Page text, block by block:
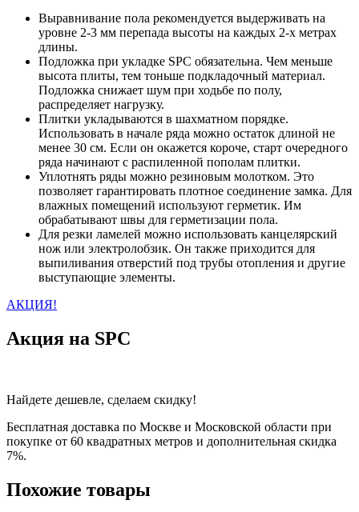
Выравнивание пола рекомендуется выдерживать на
уровне 2-3 мм перепада высоты на каждых 2-х метрах
длины.
Подложка при укладке SPC обязательна. Чем меньше
высота плиты, тем тоньше подкладочный материал.
Подложка снижает шум при ходьбе по полу,
распределяет нагрузку.
Плитки укладываются в шахматном порядке.
Использовать в начале ряда можно остаток длиной не
менее 30 см. Если он окажется короче, старт очередного
ряда начинают с распиленной пополам плитки.
Уплотнять ряды можно резиновым молотком. Это
позволяет гарантировать плотное соединение замка. Для
влажных помещений используют герметик. Им
обрабатывают швы для герметизации пола.
Для резки ламелей можно использовать канцелярский
нож или электролобзик. Он также приходится для
выпиливания отверстий под трубы отопления и другие
выступающие элементы.
АКЦИЯ!
Акция на SPC
Найдете дешевле, сделаем скидку!
Бесплатная доставка по Москве и Московской области при
покупке от 60 квадратных метров и дополнительная скидка
7%.
Похожие товары